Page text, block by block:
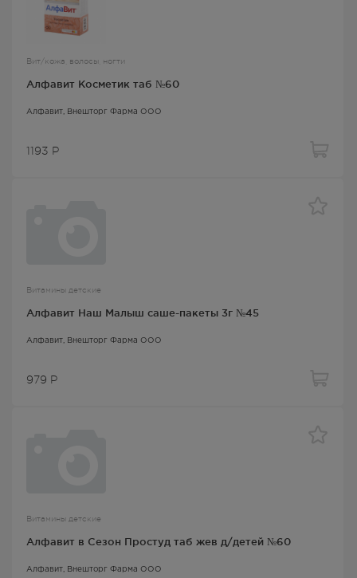
Вит/кожа, волосы, ногти
Алфавит Косметик таб №60
Алфавит, Внешторг Фарма ООО
1193 Р
Витамины детские
Алфавит Наш Малыш саше-пакеты 3г №45
Алфавит, Внешторг Фарма ООО
979 Р
Витамины детские
Алфавит в Сезон Простуд таб жев д/детей №60
Алфавит, Внешторг Фарма ООО